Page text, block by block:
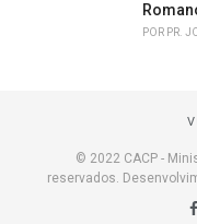
POR PR.
© 2022 CACP -
reservados.